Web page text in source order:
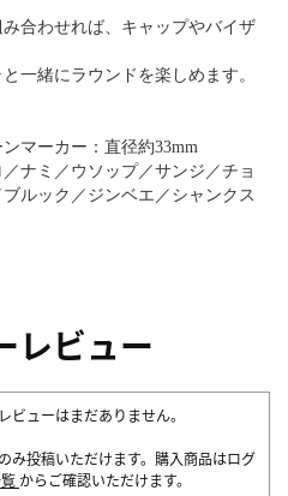
合わせれば、キャップやバイザ
一緒にラウンドを楽しめます。
マーカー：直径約33mm
ナミ／ウソップ／サンジ／チョ
ルック／ジンベエ／シャンクス
レビュー
ビューはまだありません。
み投稿いただけます。購入商品はログ
からご確認いただけます。